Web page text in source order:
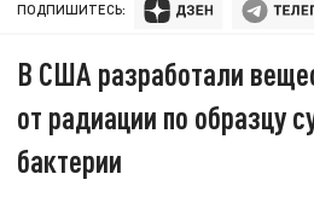
ПОДПИШИТЕСЬ:
В США разработали
от радиации по образцу
бактерии